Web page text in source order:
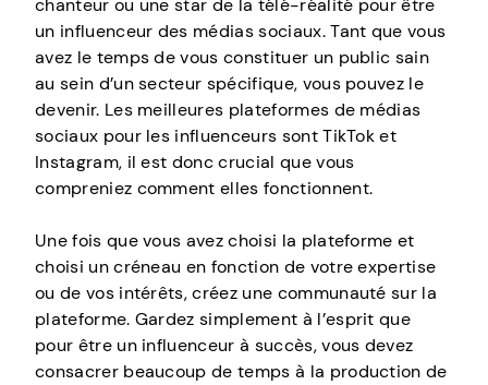
chanteur ou une star de la télé-réalité pour être
un influenceur des médias sociaux. Tant que vous
avez le temps de vous constituer un public sain
au sein d’un secteur spécifique, vous pouvez le
devenir. Les meilleures plateformes de médias
sociaux pour les influenceurs sont TikTok et
Instagram, il est donc crucial que vous
compreniez comment elles fonctionnent.
Une fois que vous avez choisi la plateforme et
choisi un créneau en fonction de votre expertise
ou de vos intérêts, créez une communauté sur la
plateforme. Gardez simplement à l’esprit que
pour être un influenceur à succès, vous devez
consacrer beaucoup de temps à la production de